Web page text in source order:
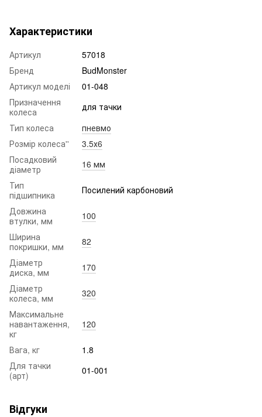
Характеристики
Артикул
57018
Бренд
BudMonster
Артикул моделі
01-048
Призначення
колеса
для тачки
Тип колеса
пневмо
Розмір колеса''
3.5х6
Посадковий
діаметр
16 мм
Тип
підшипника
Посилений карбоновий
Довжина
втулки, мм
100
Ширина
покришки, мм
82
Діаметр
диска, мм
170
Діаметр
колеса, мм
320
Максимальне
навантаження,
кг
120
Вага, кг
1.8
Для тачки
(арт)
01-001
Відгуки